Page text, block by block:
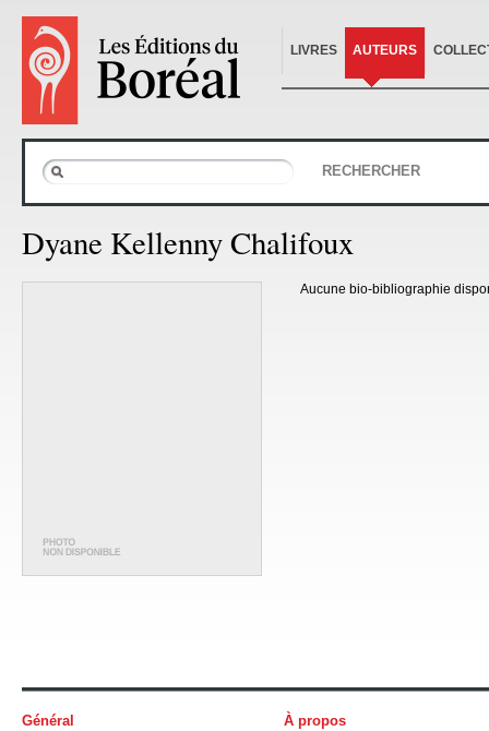
LIVRES AUTEURS
RECHERCHER
Dyane Kellenny Chalifoux
Aucune bio-bibliographie
Général À propos